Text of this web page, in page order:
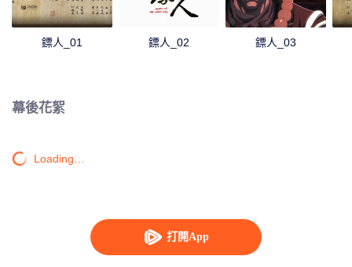
打開App
鏢人_01 鏢人_02 鏢人_03
幕後花絮
Loading…